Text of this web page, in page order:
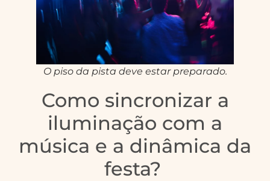
O piso da pista deve estar preparado.
Como sincronizar a
iluminação com a
música e a dinâmica da
festa?